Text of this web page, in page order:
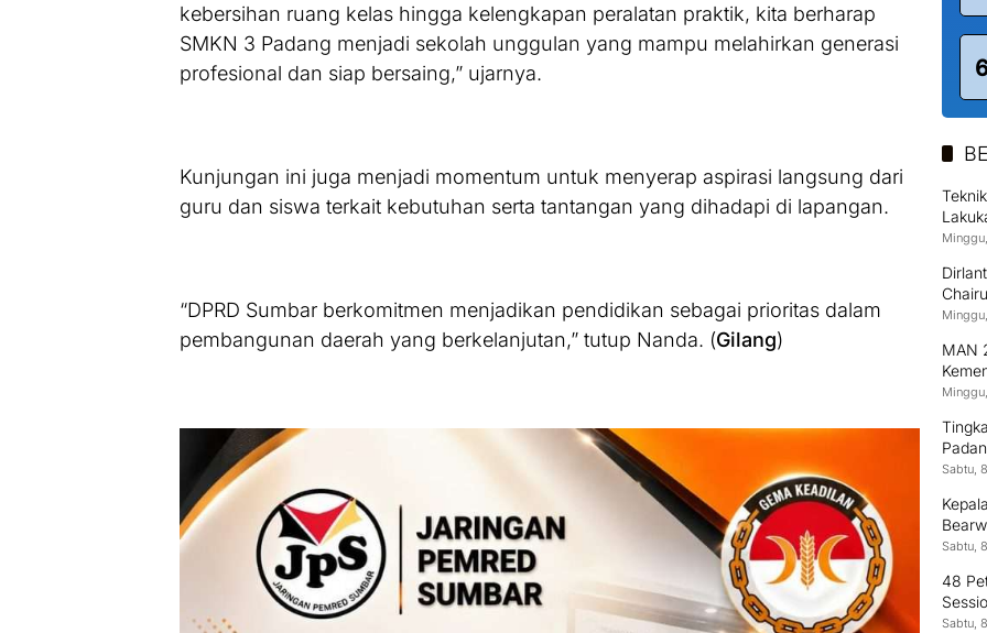
kebersihan ruang kelas hingga kelengkapan peralatan praktik, kita berharap
SMKN 3 Padang menjadi sekolah unggulan yang mampu melahirkan generasi
profesional dan siap bersaing,” ujarnya.
Kunjungan ini juga menjadi momentum untuk menyerap aspirasi langsung dari
guru dan siswa terkait kebutuhan serta tantangan yang dihadapi di lapangan.
“DPRD Sumbar berkomitmen menjadikan pendidikan sebagai prioritas dalam
pembangunan daerah yang berkelanjutan,” tutup Nanda. (Gilang)
Petir
MAN
SDM
Sabtu,
Sabtu,
48
Sabtu,